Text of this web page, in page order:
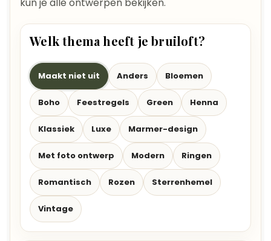
Welk thema heeft je bruiloft?
Maakt niet uit Anders Bloemen
Boho Feestregels Green Henna
Klassiek Luxe Marmer-design
Met foto ontwerp Modern Ringen
Romantisch Rozen Sterrenhemel
Vintage